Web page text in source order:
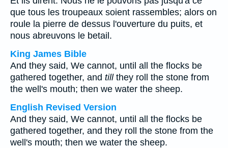
que tous les troupeaux soient rassembles; alors on
roule la pierre de dessus l'ouverture du puits, et
nous abreuvons le betail.
King James Bible
And they said, We cannot, until all the flocks be
gathered together, and tillthey roll the stone from
the well's mouth; then we water the sheep.
English Revised Version
And they said, We cannot, until all the flocks be
gathered together, and they roll the stone from the
well's mouth; then we water the sheep.